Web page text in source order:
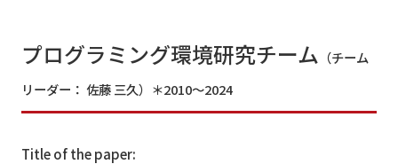
プログラミング環境研究チーム （チーム
リーダー： 佐藤 三久）＊2010～2024
Title of the paper: